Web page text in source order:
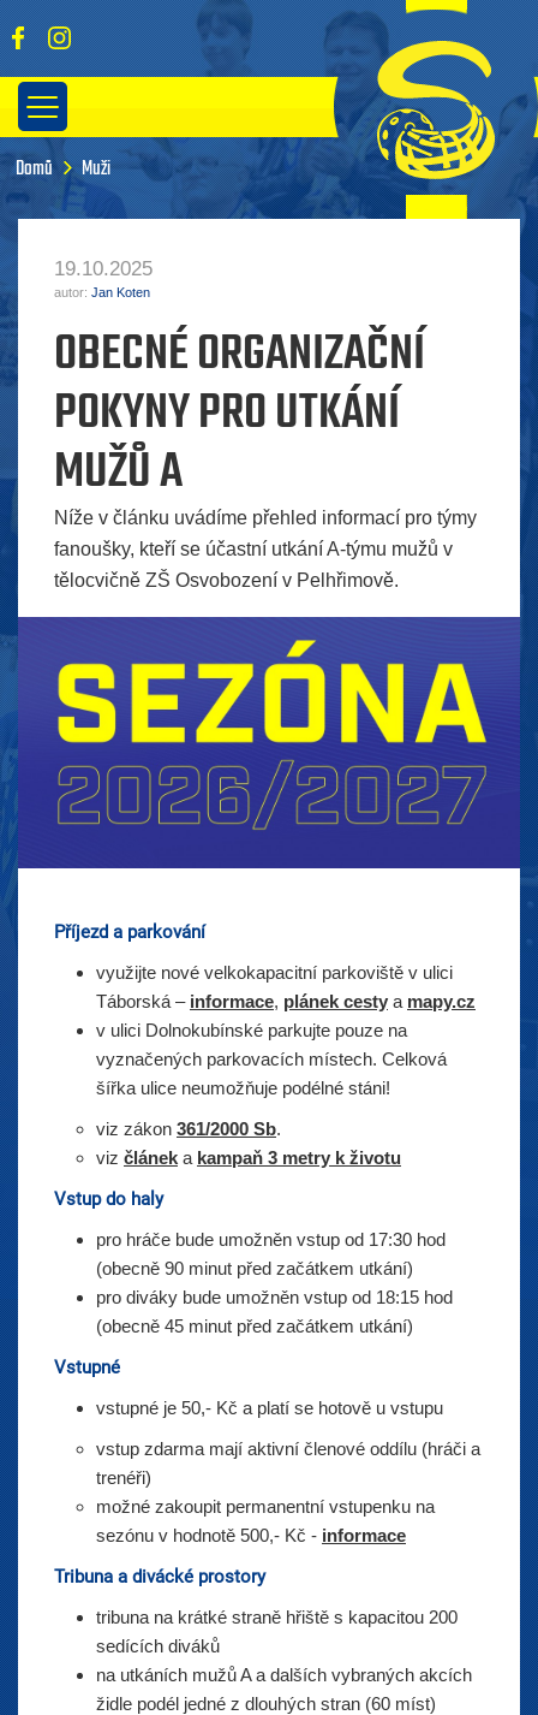
Domů Muži
19.10.2025
autor: Jan Koten
OBECNÉ ORGANIZAČNÍ
POKYNY PRO UTKÁNÍ
MUŽŮ A
Níže v článku uvádíme přehled informací pro týmy
fanoušky, kteří se účastní utkání A-týmu mužů v
tělocvičně ZŠ Osvobození v Pelhřimově.
Příjezd a parkování
využijte nové velkokapacitní parkoviště v ulici
Táborská – informace, plánek cesty a mapy.cz
v ulici Dolnokubínské parkujte pouze na
vyznačených parkovacích místech. Celková
šířka ulice neumožňuje podélné stáni!
viz zákon 361/2000 Sb.
viz článek a kampaň 3 metry k životu
Vstup do haly
pro hráče bude umožněn vstup od 17:30 hod
(obecně 90 minut před začátkem utkání)
pro diváky bude umožněn vstup od 18:15 hod
(obecně 45 minut před začátkem utkání)
Vstupné
vstupné je 50,- Kč a platí se hotově u vstupu
vstup zdarma mají aktivní členové oddílu (hráči a
trenéři)
možné zakoupit permanentní vstupenku na
sezónu v hodnotě 500,- Kč - informace
Tribuna a divácké prostory
tribuna na krátké straně hřiště s kapacitou 200
sedících diváků
na utkáních mužů A a dalších vybraných akcích
židle podél jedné z dlouhých stran (60 míst)